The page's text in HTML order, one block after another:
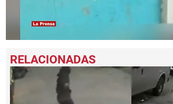
seconds
of
57
seconds